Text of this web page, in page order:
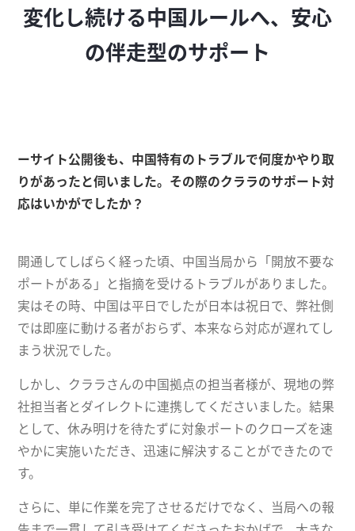
変化し続ける中国ルールへ、安心
の伴走型のサポート
ーサイト公開後も、中国特有のトラブルで何度かやり取
りがあったと伺いました。その際のクララのサポート対
応はいかがでしたか？
開通してしばらく経った頃、中国当局から「開放不要な
ポートがある」と指摘を受けるトラブルがありました。
実はその時、中国は平日でしたが日本は祝日で、弊社側
では即座に動ける者がおらず、本来なら対応が遅れてし
まう状況でした。
しかし、クララさんの中国拠点の担当者様が、現地の弊
社担当者とダイレクトに連携してくださいました。結果
として、休み明けを待たずに対象ポートのクローズを速
やかに実施いただき、迅速に解決することができたので
す。
さらに、単に作業を完了させるだけでなく、当局への報